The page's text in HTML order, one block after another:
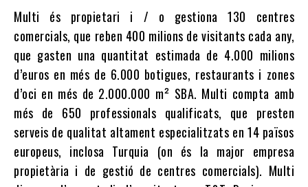
Multi és propietari i / o gestiona 130 centres
comercials, que reben 400 milions de visitants cada any,
que gasten una quantitat estimada de 4.000 milions
d’euros en més de 6.000 botigues, restaurants i zones
d’oci en més de 2.000.000 m² SBA. Multi compta amb
més de 650 professionals qualificats, que presten
serveis de qualitat altament especialitzats en 14 països
europeus, inclosa Turquia (on és la major empresa
propietària i de gestió de centres comercials). Multi